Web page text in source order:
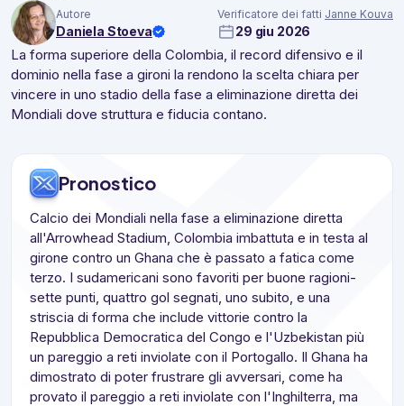
Autore
Daniela Stoeva
Verificatore dei fatti Janne Kouva
29 giu 2026
La forma superiore della Colombia, il record difensivo e il
dominio nella fase a gironi la rendono la scelta chiara per
vincere in uno stadio della fase a eliminazione diretta dei
Mondiali dove struttura e fiducia contano.
Pronostico
Calcio dei Mondiali nella fase a eliminazione diretta
all'Arrowhead Stadium, Colombia imbattuta e in testa al
girone contro un Ghana che è passato a fatica come
terzo. I sudamericani sono favoriti per buone ragioni-
sette punti, quattro gol segnati, uno subito, e una
striscia di forma che include vittorie contro la
Repubblica Democratica del Congo e l'Uzbekistan più
un pareggio a reti inviolate con il Portogallo. Il Ghana ha
dimostrato di poter frustrare gli avversari, come ha
provato il pareggio a reti inviolate con l'Inghilterra, ma